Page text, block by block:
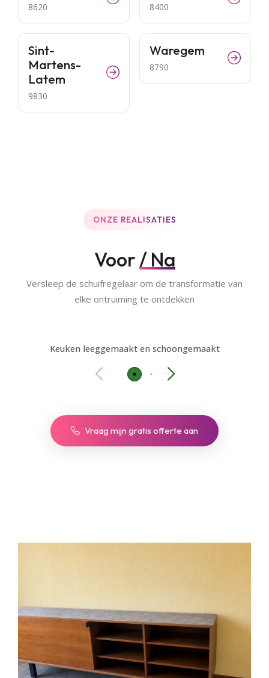
8620 8400
Sint-
Martens-
Latem
9830
Waregem
8790
ONZE REALISATIES
Voor/ Na
Versleep de schuifregelaar om de transformatie van
elke ontruiming te ontdekken
Keuken leeggemaakt en schoongemaakt
Vraag mijn gratis offerte aan